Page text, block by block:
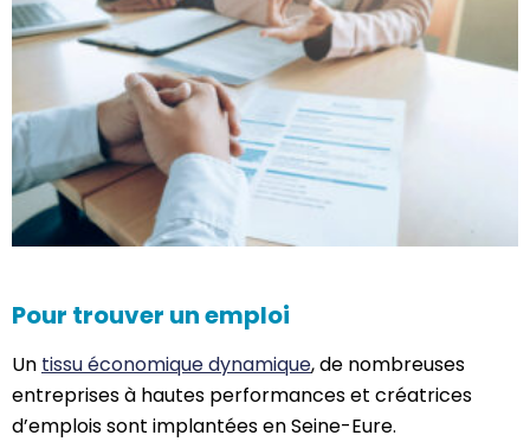
Pour trouver un emploi
Un tissu économique dynamique, de nombreuses
entreprises à hautes performances et créatrices
d’emplois sont implantées en Seine-Eure.